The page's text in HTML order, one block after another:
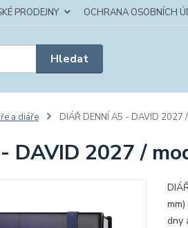
PRODEJNY OCHRANA OSOBNÍCH
Hledat
a diáře DIÁŘ DENNÍ A5 - DAVID 2027
DAVID 2027 /
dny